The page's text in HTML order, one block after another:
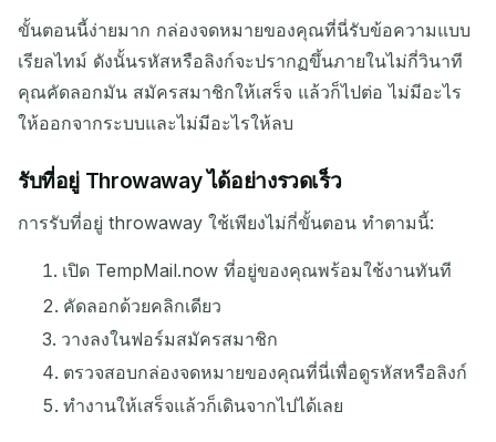
ขั้นตอนนี้ง่ายมาก กล่องจดหมายของคุณที่นี่รับข้อความแบบ
เรียลไทม์ ดังนั้นรหัสหรือลิงก์จะปรากฏขึ้นภายในไม่กี่วินาที
คุณคัดลอกมัน สมัครสมาชิกให้เสร็จ แล้วก็ไปต่อ ไม่มีอะไร
ให้ออกจากระบบและไม่มีอะไรให้ลบ
รับที่อยู่ Throwaway ได้อย่างรวดเร็ว
การรับที่อยู่ throwaway ใช้เพียงไม่กี่ขั้นตอน ทำตามนี้:
เปิด TempMail.now ที่อยู่ของคุณพร้อมใช้งานทันที
คัดลอกด้วยคลิกเดียว
วางลงในฟอร์มสมัครสมาชิก
ตรวจสอบกล่องจดหมายของคุณที่นี่เพื่อดูรหัสหรือลิงก์
ทำงานให้เสร็จแล้วก็เดินจากไปได้เลย